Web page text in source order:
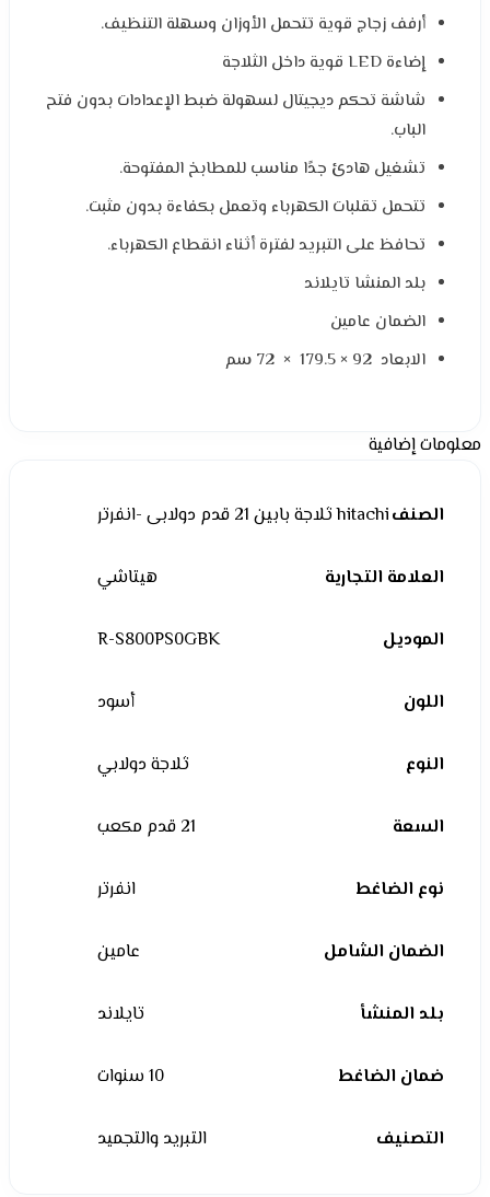
أرفف زجاج قوية تتحمل الأوزان وسهلة التنظيف.
إضاءة LED قوية داخل الثلاجة
شاشة تحكم ديجيتال لسهولة ضبط الإعدادات بدون فتح
الباب.
تشغيل هادئ جدًا مناسب للمطابخ المفتوحة.
تتحمل تقلبات الكهرباء وتعمل بكفاءة بدون مثبت.
تحافظ على التبريد لفترة أثناء انقطاع الكهرباء.
بلد المنشا تايلاند
الضمان عامين
الابعاد 92 × 179.5 × 72 سم
معلومات إضافية
الصنفhitachi ثلاجة بابين 21 قدم دولابى -انفرتر
العلامة التجارية هيتاشي
الموديل R-S800PS0GBK
اللون أسود
النوع ثلاجة دولابي
السعة 21 قدم مكعب
نوع الضاغط انفرتر
الضمان الشامل عامين
بلد المنشأ تايلاند
ضمان الضاغط 10 سنوات
التصنيف التبريد والتجميد